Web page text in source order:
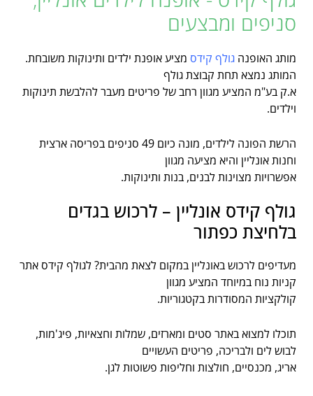
סניפים ומבצעים
מותג האופנה גולף קידס מציע אופנת ילדים ותינוקות משובחת.
המותג נמצא תחת קבוצת גולף
א.ק בע"מ המציע מגוון רחב של פריטים מעבר להלבשת תינוקות
וילדים.
הרשת הפונה לילדים, מונה כיום 49 סניפים בפריסה ארצית
וחנות אונליין והיא מציעה מגוון
אפשרויות מצוינות לבנים, בנות ותינוקות.
גולף קידס אונליין – לרכוש בגדים
בלחיצת כפתור
מעדיפים לרכוש באונליין במקום לצאת מהבית? לגולף קידס אתר
קניות נוח במיוחד המציע מגוון
קולקציות המסודרות בקטגוריות.
תוכלו למצוא באתר סטים ומארזים, שמלות וחצאיות, פיג'מות,
לבוש לים ולבריכה, פריטים העשויים
אריג, מכנסיים, חולצות וחליפות פשוטות לגן.